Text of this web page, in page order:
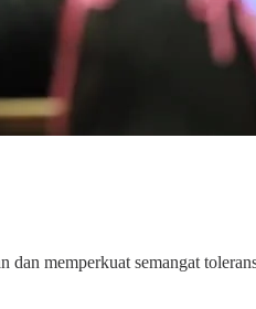
memperkuat semangat